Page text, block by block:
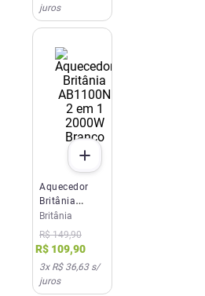
juros
Aquecedor
Britânia
AB1100N 2
em 1 2000W
Branco 220V
Britânia
R$ 149,90
R$ 109,90
3x R$ 36,63s/
juros